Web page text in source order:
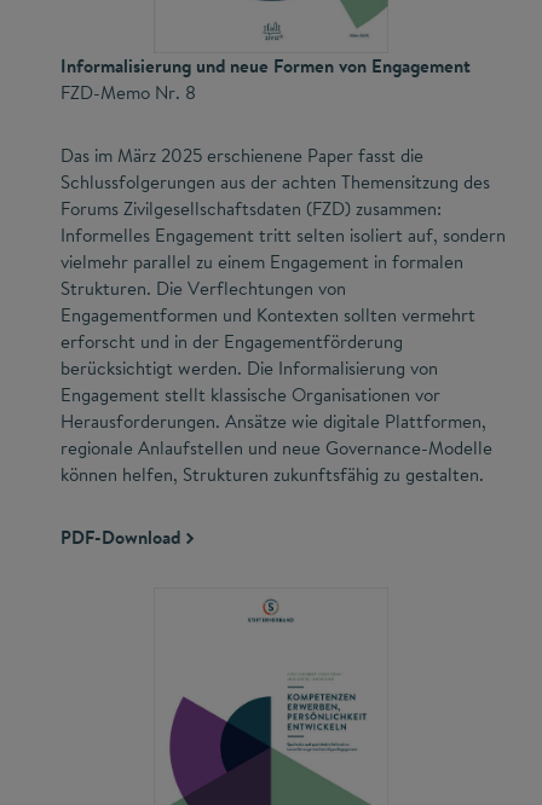
Informalisierung und neue Formen von Engagement
FZD-Memo Nr. 8
Das im März 2025 erschienene Paper fasst die
Schlussfolgerungen aus der achten Themensitzung des
Forums Zivilgesellschaftsdaten (FZD) zusammen:
Informelles Engagement tritt selten isoliert auf, sondern
vielmehr parallel zu einem Engagement in formalen
Strukturen. Die Verflechtungen von
Engagementformen und Kontexten sollten vermehrt
erforscht und in der Engagementförderung
berücksichtigt werden. Die Informalisierung von
Engagement stellt klassische Organisationen vor
Herausforderungen. Ansätze wie digitale Plattformen,
regionale Anlaufstellen und neue Governance-Modelle
können helfen, Strukturen zukunftsfähig zu gestalten.
PDF-Download